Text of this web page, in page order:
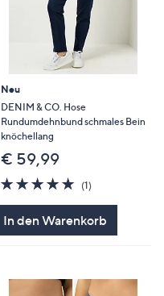
Neu
DENIM & CO. Hose
Rundumdehnbund schmales Bein
knöchellang
€ 59,99
5.0
von
5
(1)
In den Warenkorb